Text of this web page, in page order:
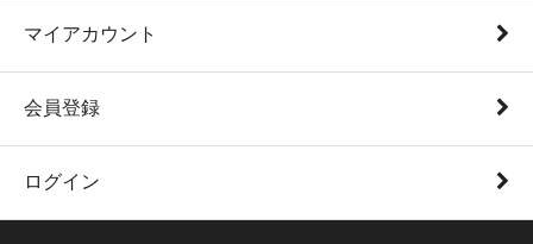
マイアカウント
会員登録
ログイン